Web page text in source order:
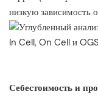
низкую зависимость
Себестоимость и